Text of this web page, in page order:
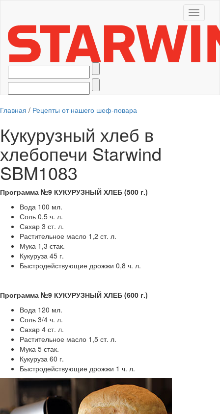
Toggle
Главная / Рецепты от нашего шеф-повара
Кукурузный хлеб в
хлебопечи Starwind
SBM1083
Программа №9 КУКУРУЗНЫЙ ХЛЕБ (500 г.)
Вода 100 мл.
Соль 0,5 ч. л.
Сахар 3 ст. л.
Растительное масло 1,2 ст. л.
Мука 1,3 стак.
Кукуруза 45 г.
Быстродействующие дрожжи 0,8 ч. л.
Программа №9 КУКУРУЗНЫЙ ХЛЕБ (600 г.)
Вода 120 мл.
Соль 3/4 ч. л.
Сахар 4 ст. л.
Растительное масло 1,5 ст. л.
Мука 5 стак.
Кукуруза 60 г.
Быстродействующие дрожжи 1 ч. л.